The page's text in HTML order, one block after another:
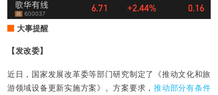
大事提醒
【发改委】
近日，国家发展改革委等部门研究制定了《推动文化和旅
游领域设备更新实施方案》。方案要求，推动部分有条件